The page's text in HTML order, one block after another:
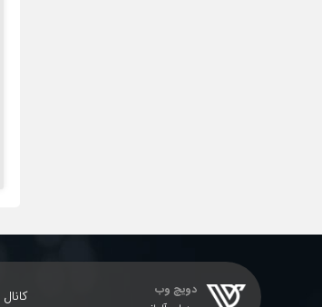
دویچ وب
کانال VIP